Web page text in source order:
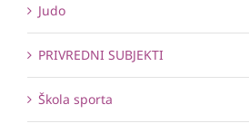
Judo
PRIVREDNI SUBJEKTI
Škola sporta